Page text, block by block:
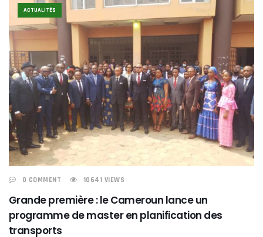
ACTUALITÉS
0 COMMENT 10641 VIEWS
Grande première : le Cameroun lance un
programme de master en planification des
transports